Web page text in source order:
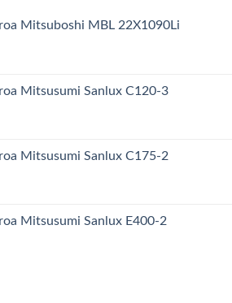
Mitsuboshi MBL 22X1090Li
Mitsusumi Sanlux C120-3
Mitsusumi Sanlux C175-2
Mitsusumi Sanlux E400-2